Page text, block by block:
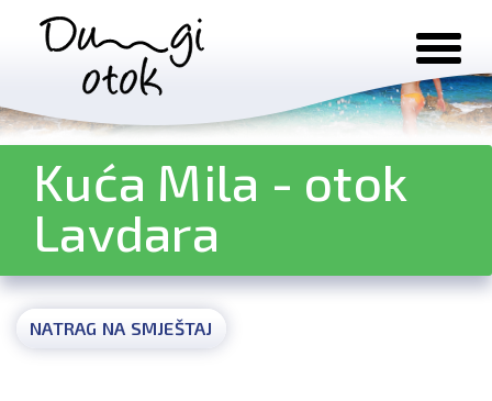
Preskoči na sadržaj
Kuća Mila - otok
Lavdara
NATRAG NA SMJEŠTAJ